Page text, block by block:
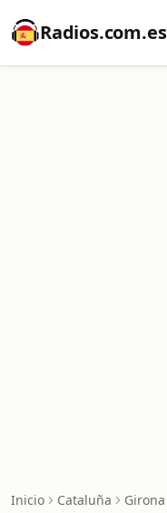
Radios.com.es
Inicio Cataluña Girona